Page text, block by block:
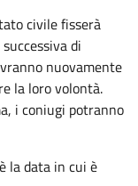
civile fisserà
di
nuovamente
la loro volontà.
i coniugi potranno
la data in cui è